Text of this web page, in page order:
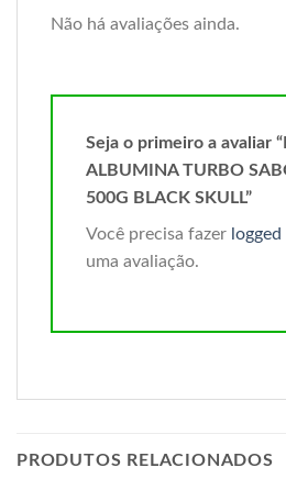
Não há avaliações ainda.
Seja o primeiro a avaliar
ALBUMINA TURBO
500G BLACK SKULL”
Você precisa fazer logged
uma avaliação.
PRODUTOS RELACIONADOS